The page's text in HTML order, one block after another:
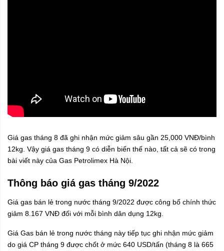
Giá gas tháng 8 đã ghi nhận mức giảm sâu gần 25,000 VNĐ/bình
12kg. Vậy giá gas tháng 9 có diễn biến thế nào, tất cả sẽ có trong
bài viết này của Gas Petrolimex Hà Nội
Thông báo giá gas tháng 9/2022
Giá gas bán lẻ trong nước tháng 9/2022 được công bố chính thức
giảm 8.167 VNĐ đối với mỗi bình dân dụng 12kg.
Giá Gas bán lẻ trong nước tháng này tiếp tục ghi nhận mức giảm
do giá CP tháng 9 được chốt ở mức 640 USD/tấn (tháng 8 là 665